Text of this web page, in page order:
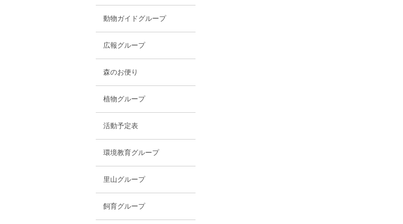
動物ガイドグループ
広報グループ
森のお便り
植物グループ
活動予定表
環境教育グループ
里山グループ
飼育グループ